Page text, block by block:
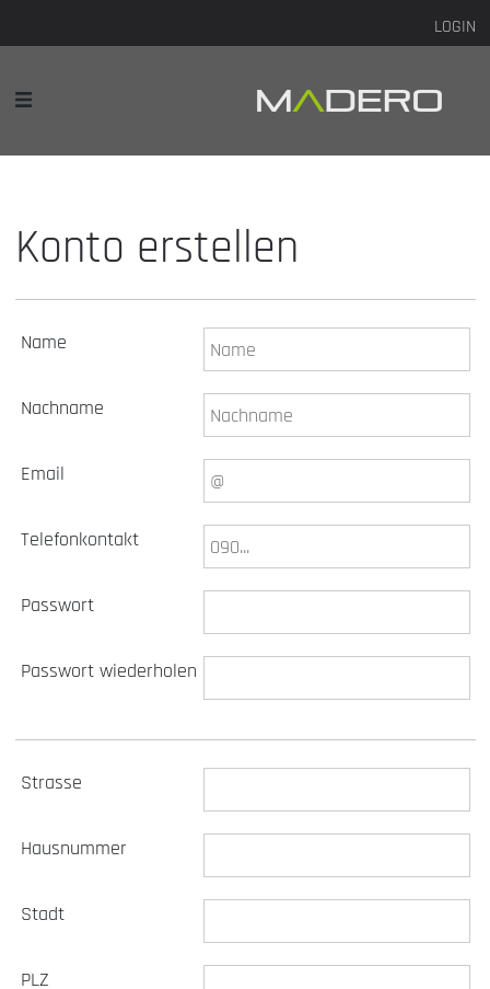
LOGIN
Konto erstellen
Name
Nachname
Email
Telefonkontakt
Passwort
Passwort wiederholen
Strasse
Hausnummer
Stadt
PLZ